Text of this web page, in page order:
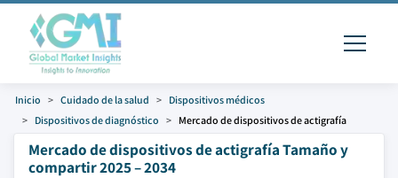
Inicio Cuidado de la salud
Dispositivos médicos
Dispositivos de diagnóstico
Mercado de dispositivos de actigrafía
Mercado de dispositivos de actigrafía Tamaño y
compartir 2025 – 2034